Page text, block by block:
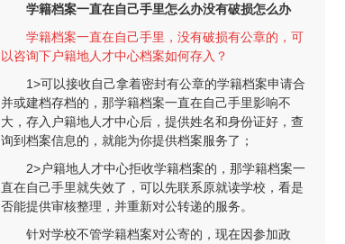
学籍档案一直在自己手里怎么办没有破损怎么办
学籍档案一直在自己手里，没有破损有公章的，可
以咨询下户籍地人才中心档案如何存入？
1>可以接收自己拿着密封有公章的学籍档案申请合
并或建档存档的，那学籍档案一直在自己手里影响不
大，存入户籍地人才中心后，提供姓名和身份证好，查
询到档案信息的，就能为你提供档案服务了；
2>户籍地人才中心拒收学籍档案的，那学籍档案一
直在自己手里就失效了，可以先联系原就读学校，看是
否能提供审核整理，并重新对公转递的服务。
针对学校不管学籍档案对公寄的，现在因参加政